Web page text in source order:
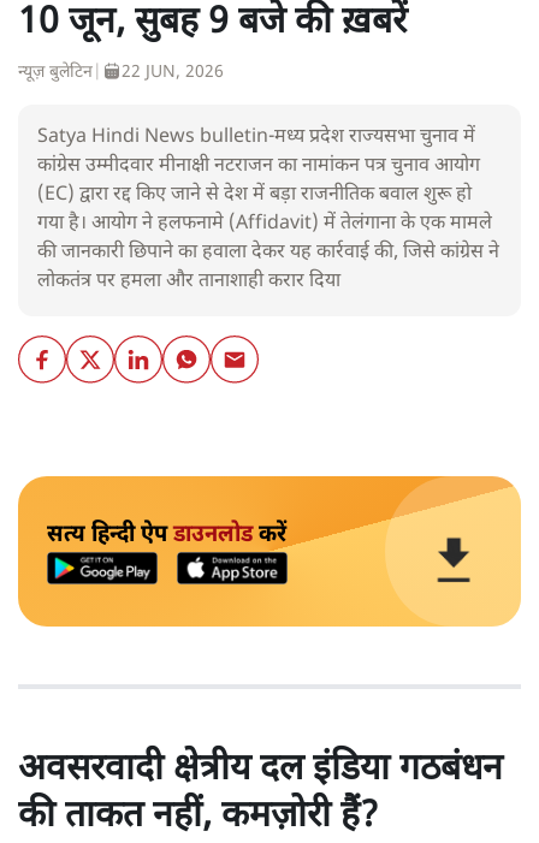
10 जून, सुबह 9 बजे की ख़बरें
न्यूज़ बुलेटिन 22 JUN, 2026
Satya Hindi News bulletin-मध्य प्रदेश राज्यसभा चुनाव में
कांग्रेस उम्मीदवार मीनाक्षी नटराजन का नामांकन पत्र चुनाव आयोग
(EC) द्वारा रद्द किए जाने से देश में बड़ा राजनीतिक बवाल शुरू हो
गया है। आयोग ने हलफनामे (Affidavit) में तेलंगाना के एक मामले
की जानकारी छिपाने का हवाला देकर यह कार्रवाई की, जिसे कांग्रेस ने
लोकतंत्र पर हमला और तानाशाही करार दिया
सत्य हिन्दी ऐपडाउनलोडकरें
अवसरवादी क्षेत्रीय दल इंडिया गठबंधन
की ताकत नहीं, कमज़ोरी हैं?